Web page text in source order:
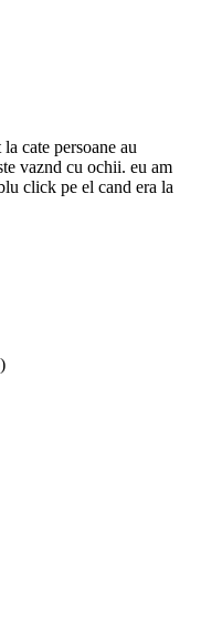
cate persoane au
vaznd cu ochii. eu am
click pe el cand era la